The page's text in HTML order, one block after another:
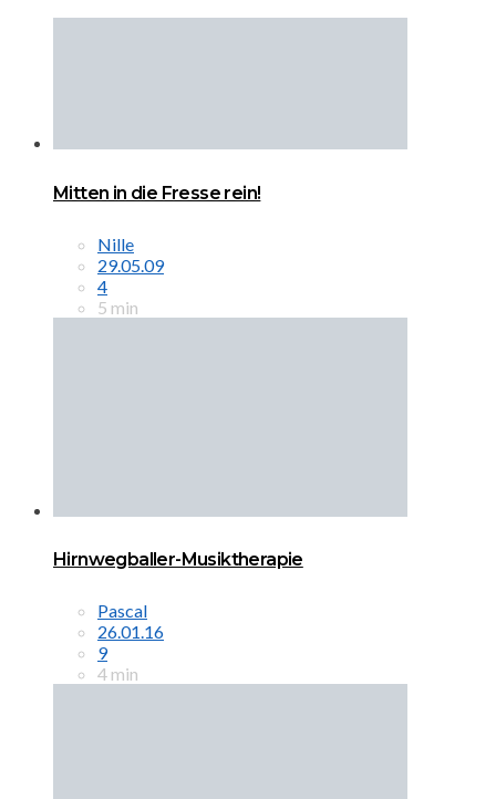
Mitten in die Fresse rein!
Nille
29.05.09
4
5 min
Hirnwegballer-Musiktherapie
Pascal
26.01.16
9
4 min